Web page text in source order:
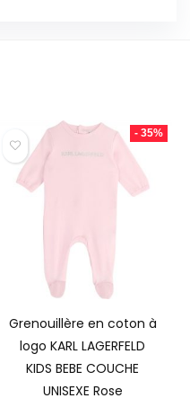
- 35%
Grenouillère en coton à
logo KARL LAGERFELD
KIDS BEBE COUCHE
UNISEXE Rose